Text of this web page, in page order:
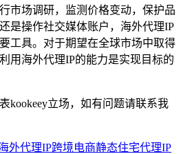
市场调研，监测价格变动，保护品
是操作社交媒体账户，海外代理IP
工具。对于期望在全球市场中取得
用海外代理IP的能力是实现目标的
kookeey立场，如有问题请联系我
外代理IP跨境电商静态住宅代理IP